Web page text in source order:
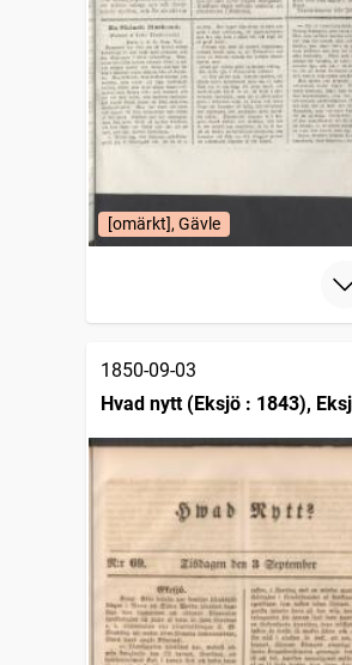
[omärkt], Gävle
1850-09-03
Hvad nytt (Eksjö : 1843),